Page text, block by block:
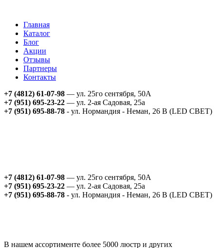
Главная
Каталог
Блог
Акции
Отзывы
Партнеры
Контакты
+7 (4812) 61-07-98 — ул. 25го сентября, 50А
+7 (951) 695-23-22 — ул. 2-ая Садовая, 25а
+7 (951) 695-88-78 - ул. Нормандия - Неман, 26 В (LED СВЕТ)
+7 (4812) 61-07-98 — ул. 25го сентября, 50А
+7 (951) 695-23-22 — ул. 2-ая Садовая, 25а
+7 (951) 695-88-78 - ул. Нормандия - Неман, 26 В (LED СВЕТ)
В нашем ассортименте более 5000 люстр и других